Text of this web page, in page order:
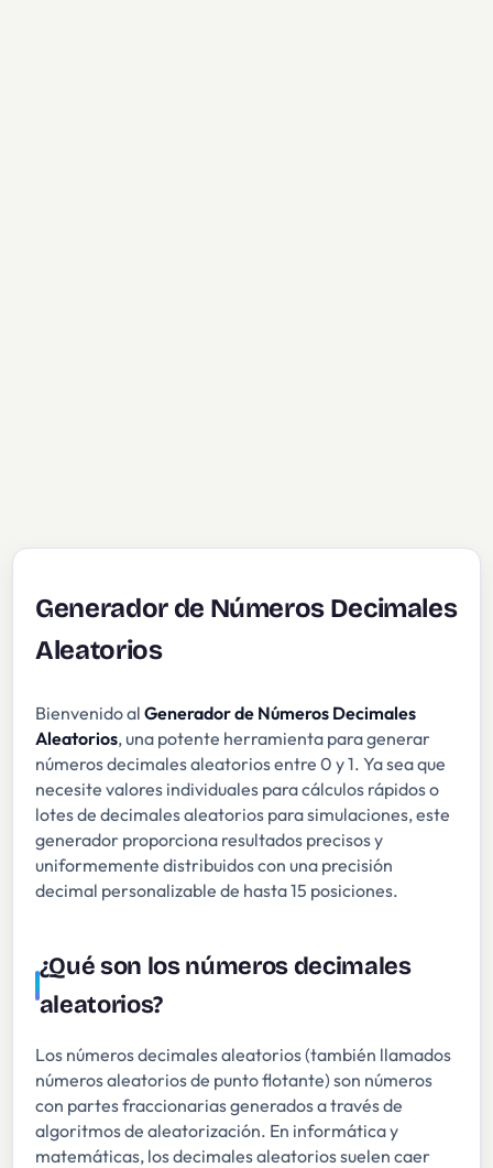
Generador de Números Decimales
Aleatorios
Bienvenido alGenerador de Números Decimales
Aleatorios, una potente herramienta para generar
números decimales aleatorios entre 0 y 1. Ya sea que
necesite valores individuales para cálculos rápidos o
lotes de decimales aleatorios para simulaciones, este
generador proporciona resultados precisos y
uniformemente distribuidos con una precisión
decimal personalizable de hasta 15 posiciones.
¿Qué son los números decimales
aleatorios?
Los números decimales aleatorios (también llamados
números aleatorios de punto flotante) son números
con partes fraccionarias generados a través de
algoritmos de aleatorización. En informática y
matemáticas, los decimales aleatorios suelen caer